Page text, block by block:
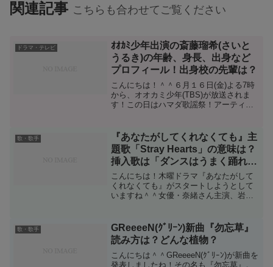
関連記事 こちらも合わせてご覧ください
ドラマ・テレビ
ｵｵｶﾐ少年出演の斎藤瑠希(さいと
うるき)の年齢、身長、出身など
プロフィール！出身校の先輩は？
こんにちは！＾＾６月１６日(金)よる7時
から、オオカミ少年(TBS)が放送されま
す！この日はハマダ歌謡祭！アーティス
歌を唄って競う企画です。毎回人気の楽
曲から懐かし...
歌・歌手
『あなたがしてくれなくても』主
題歌「Stray Hearts」の意味は？
挿入歌は「ダンスはうまく踊れな
い」
こんにちは！木曜ドラマ『あなたがして
くれなくても』がスタートしようとして
いますね＾＾女優・奈緒さん主演、岩田
描かれる夫婦のセックスレスに関するド
ラマです！原作は漫画なの...
歌・歌手
GReeeeN(ｸﾞﾘｰﾝ)新曲『勿忘草』
読み方は？どんな植物？
こんにちは＾＾GReeeeN(ｸﾞﾘｰﾝ)が新曲を
発表しましたね！その名も『勿忘草』。